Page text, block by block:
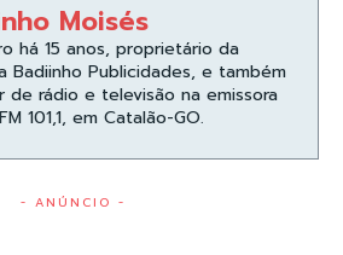
Moisés
há 15 anos, proprietário da
Badiinho Publicidades, e também
de rádio e televisão na emissora
101,1, em Catalão-GO.
- ANÚNCIO -